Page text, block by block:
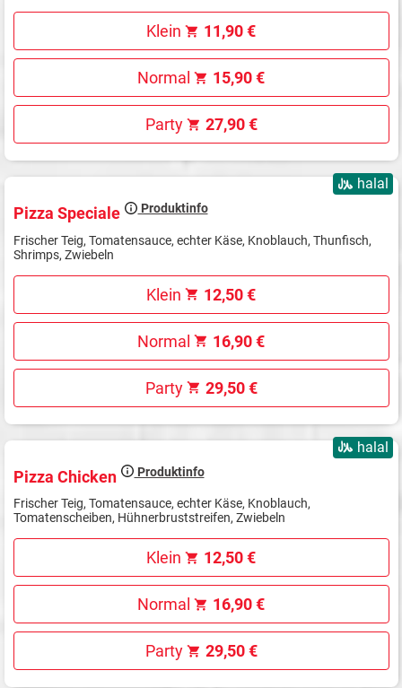
Klein 11,90 €
Normal 15,90 €
Party 27,90 €
halal
Pizza Speciale Produktinfo
Frischer Teig, Tomatensauce, echter Käse, Knoblauch, Thunfisch,
Shrimps, Zwiebeln
Klein 12,50 €
Normal 16,90 €
Party 29,50 €
halal
Pizza Chicken Produktinfo
Frischer Teig, Tomatensauce, echter Käse, Knoblauch,
Tomatenscheiben, Hühnerbruststreifen, Zwiebeln
Klein 12,50 €
Normal 16,90 €
Party 29,50 €